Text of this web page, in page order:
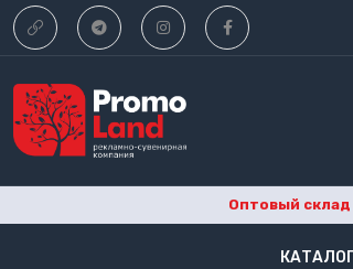
Оптовый
КАТАЛОГ